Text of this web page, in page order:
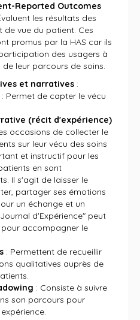
Reported Outcomes
les résultats des
de vue du patient. Ces
promus par la HAS car ils
des usagers à
leur parcours de soins.
et narratives :
: Permet de capter le vécu
(récit d'expérience)
occasions de collecter le
sur leur vécu des soins
et instructif pour les
en sont
Il s'agit de laisser le
partager ses émotions
un échange et un
d'Expérience" peut
accompagner le
: Permettent de recueillir
qualitatives auprès de
: Consiste à suivre
son parcours pour